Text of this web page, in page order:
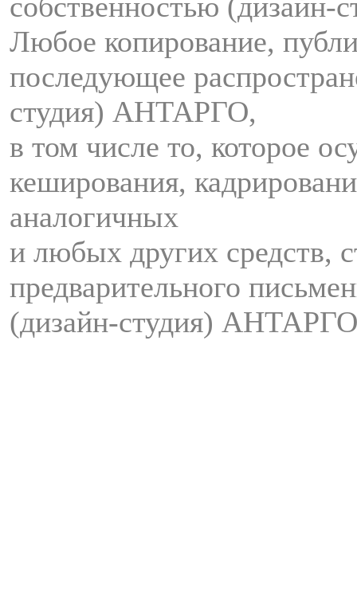
Любое копирование,
последующее
студия) АНТАРГО,
в том числе то, которое
кеширования,
аналогичных
и любых других средств,
предварительного
(дизайн-студия)